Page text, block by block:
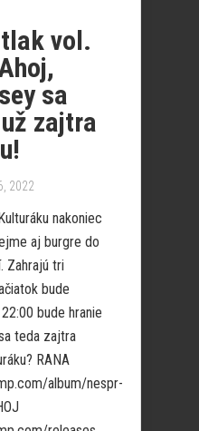
vol.
sa
zajtra
2022
nakoniec
aj burgre do
Zahrajú tri
bude
bude hranie
teda zajtra
RANA
album/nespr-